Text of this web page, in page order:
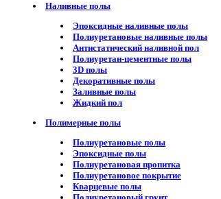
Наливные полы
Эпоксидные наливные полы
Полиуретановые наливные полы
Антистатический наливной пол
Полиуретан-цементные полы
3D полы
Декоративные полы
Заливные полы
Жидкий пол
Полимерные полы
Полиуретановые полы
Эпоксидные полы
Полиуретановая пропитка
Полиуретановое покрытие
Кварцевые полы